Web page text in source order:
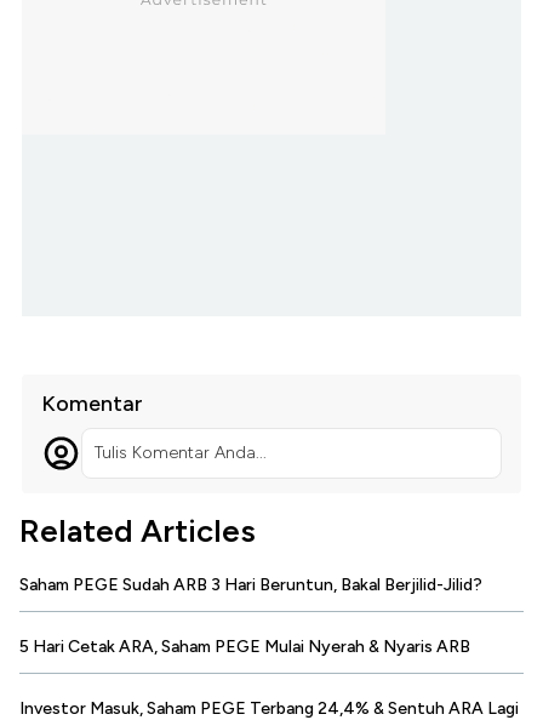
Komentar
Tulis Komentar Anda...
Related Articles
Saham PEGE Sudah ARB 3 Hari Beruntun, Bakal Berjilid-Jilid?
5 Hari Cetak ARA, Saham PEGE Mulai Nyerah & Nyaris ARB
Investor Masuk, Saham PEGE Terbang 24,4% & Sentuh ARA Lagi